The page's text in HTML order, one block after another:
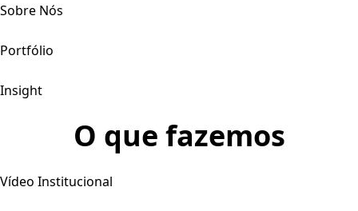
Sobre Nós
Portfólio
Insight
O que fazemos
Vídeo Institucional